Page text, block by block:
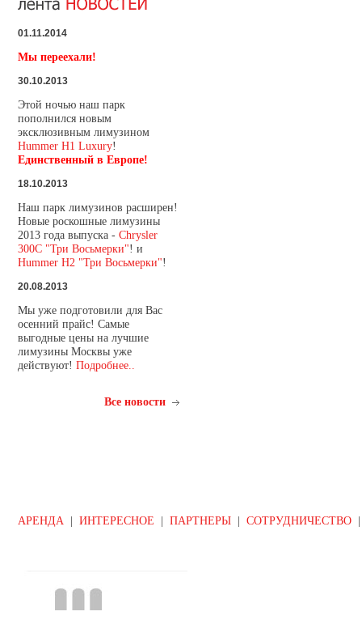
01.11.2014
Мы переехали!
30.10.2013
Этой ночью наш парк
пополнился новым
эксклюзивным лимузином
Hummer H1 Luxury!
Единственный в Европе!
18.10.2013
Наш парк лимузинов расширен!
Новые роскошные лимузины
2013 года выпуска - Chrysler
300C "Три Восьмерки"! и
Hummer H2 "Три Восьмерки"!
20.08.2013
Мы уже подготовили для Вас
осенний прайс! Самые
выгодные цены на лучшие
лимузины Москвы уже
действуют! Подробнее..
Все новости
АРЕНДА ИНТЕРЕСНОЕ ПАРТНЕРЫ СОТРУДНИЧЕСТВО